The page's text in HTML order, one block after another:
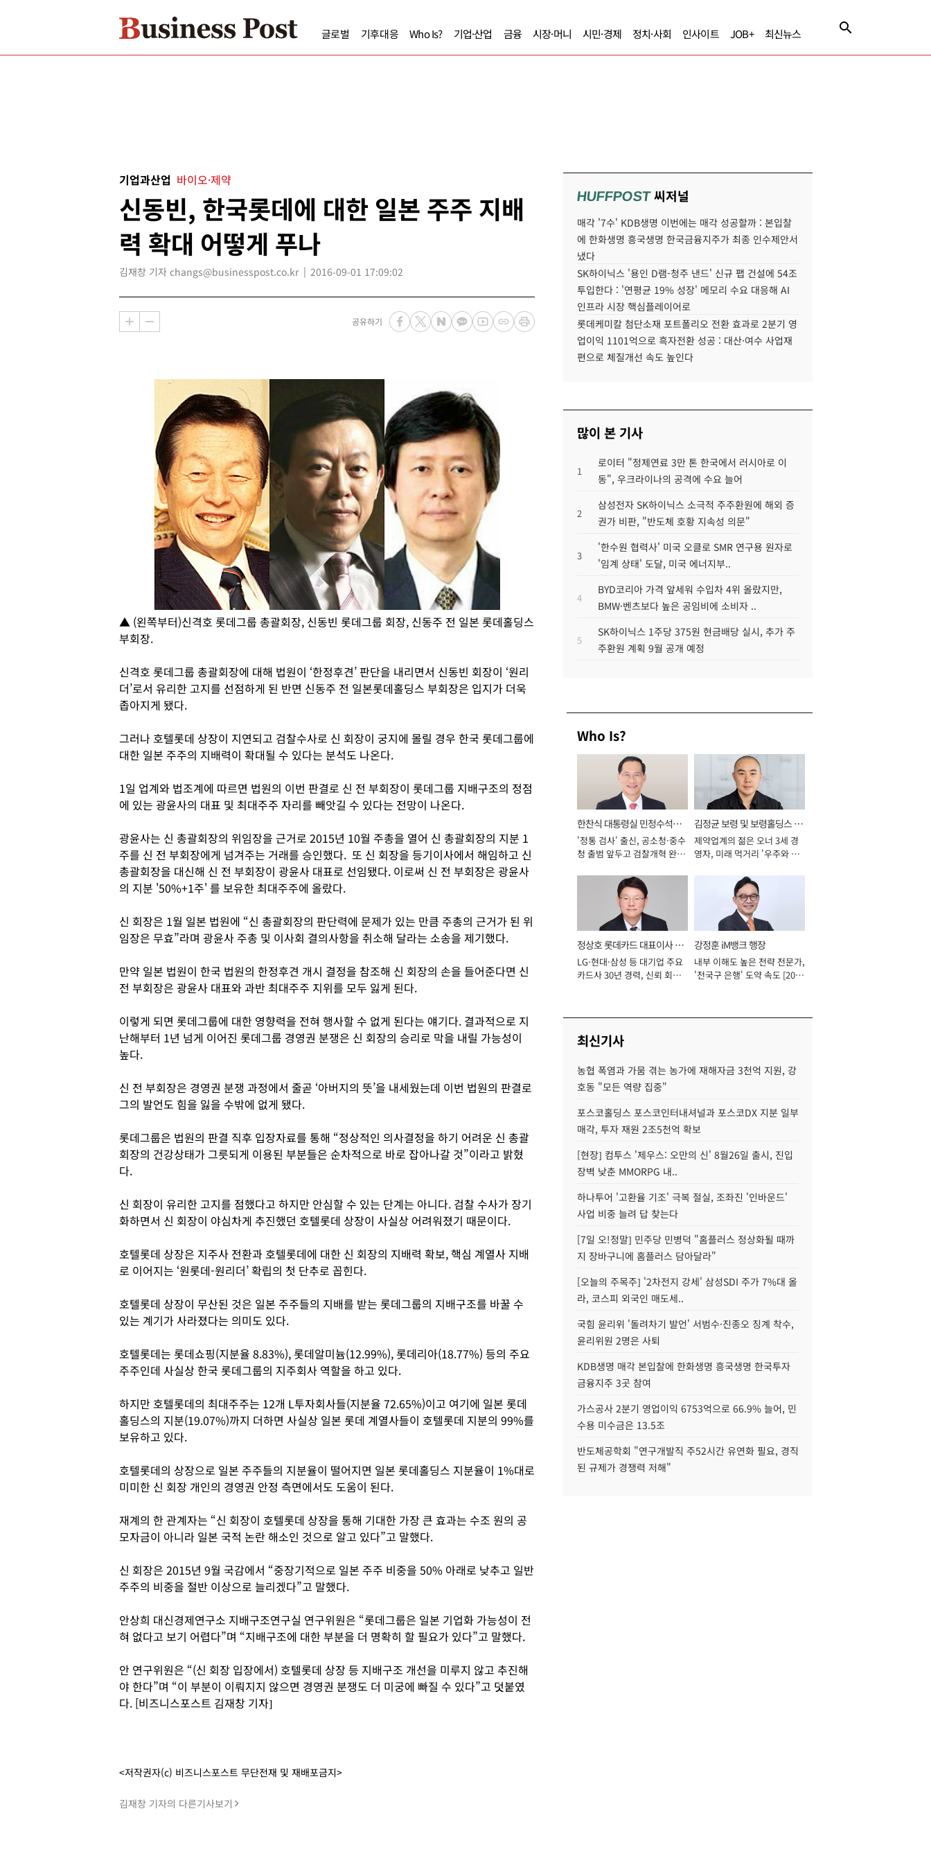
글로벌 기후대응 Who Is? 기업·산업 금융 시장·머니 시민·경제 정치·사회 인사이트 JOB+ 최신뉴스
기업과산업 바이오·제약
신동빈, 한국롯데에 대한 일본 주주 지배
력 확대 어떻게 푸나
김재창 기자 changs@businesspost.co.kr 2016-09-01 17:09:02
공유하기
▲ (왼쪽부터)신격호 롯데그룹 총괄회장, 신동빈 롯데그룹 회장, 신동주 전 일본 롯데홀딩스
부회장.
신격호 롯데그룹 총괄회장에 대해 법원이 ‘한정후견’ 판단을 내리면서 신동빈 회장이 ‘원리
더’로서 유리한 고지를 선점하게 된 반면 신동주 전 일본롯데홀딩스 부회장은 입지가 더욱
좁아지게 됐다.
그러나 호텔롯데 상장이 지연되고 검찰수사로 신 회장이 궁지에 몰릴 경우 한국 롯데그룹에
대한 일본 주주의 지배력이 확대될 수 있다는 분석도 나온다.
1일 업계와 법조계에 따르면 법원의 이번 판결로 신 전 부회장이 롯데그룹 지배구조의 정점
에 있는 광윤사의 대표 및 최대주주 자리를 빼앗길 수 있다는 전망이 나온다.
광윤사는 신 총괄회장의 위임장을 근거로 2015년 10월 주총을 열어 신 총괄회장의 지분 1
주를 신 전 부회장에게 넘겨주는 거래를 승인했다. 또 신 회장을 등기이사에서 해임하고 신
총괄회장을 대신해 신 전 부회장이 광윤사 대표로 선임됐다. 이로써 신 전 부회장은 광윤사
의 지분 '50%+1주' 를 보유한 최대주주에 올랐다.
신 회장은 1월 일본 법원에 “신 총괄회장의 판단력에 문제가 있는 만큼 주총의 근거가 된 위
임장은 무효”라며 광윤사 주총 및 이사회 결의사항을 취소해 달라는 소송을 제기했다.
만약 일본 법원이 한국 법원의 한정후견 개시 결정을 참조해 신 회장의 손을 들어준다면 신
전 부회장은 광윤사 대표와 과반 최대주주 지위를 모두 잃게 된다.
이렇게 되면 롯데그룹에 대한 영향력을 전혀 행사할 수 없게 된다는 얘기다. 결과적으로 지
난해부터 1년 넘게 이어진 롯데그룹 경영권 분쟁은 신 회장의 승리로 막을 내릴 가능성이
높다.
신 전 부회장은 경영권 분쟁 과정에서 줄곧 ‘아버지의 뜻’을 내세웠는데 이번 법원의 판결로
그의 발언도 힘을 잃을 수밖에 없게 됐다.
롯데그룹은 법원의 판결 직후 입장자료를 통해 “정상적인 의사결정을 하기 어려운 신 총괄
회장의 건강상태가 그릇되게 이용된 부분들은 순차적으로 바로 잡아나갈 것”이라고 밝혔
다.
신 회장이 유리한 고지를 점했다고 하지만 안심할 수 있는 단계는 아니다. 검찰 수사가 장기
화하면서 신 회장이 야심차게 추진했던 호텔롯데 상장이 사실상 어려워졌기 때문이다.
호텔롯데 상장은 지주사 전환과 호텔롯데에 대한 신 회장의 지배력 확보, 핵심 계열사 지배
로 이어지는 ‘원롯데-원리더’ 확립의 첫 단추로 꼽힌다.
호텔롯데 상장이 무산된 것은 일본 주주들의 지배를 받는 롯데그룹의 지배구조를 바꿀 수
있는 계기가 사라졌다는 의미도 있다.
호텔롯데는 롯데쇼핑(지분율 8.83%), 롯데알미늄(12.99%), 롯데리아(18.77%) 등의 주요
주주인데 사실상 한국 롯데그룹의 지주회사 역할을 하고 있다.
하지만 호텔롯데의 최대주주는 12개 L투자회사들(지분율 72.65%)이고 여기에 일본 롯데
홀딩스의 지분(19.07%)까지 더하면 사실상 일본 롯데 계열사들이 호텔롯데 지분의 99%를
보유하고 있다.
호텔롯데의 상장으로 일본 주주들의 지분율이 떨어지면 일본 롯데홀딩스 지분율이 1%대로
미미한 신 회장 개인의 경영권 안정 측면에서도 도움이 된다.
재계의 한 관계자는 “신 회장이 호텔롯데 상장을 통해 기대한 가장 큰 효과는 수조 원의 공
모자금이 아니라 일본 국적 논란 해소인 것으로 알고 있다”고 말했다.
신 회장은 2015년 9월 국감에서 “중장기적으로 일본 주주 비중을 50% 아래로 낮추고 일반
주주의 비중을 절반 이상으로 늘리겠다”고 말했다.
안상희 대신경제연구소 지배구조연구실 연구위원은 “롯데그룹은 일본 기업화 가능성이 전
혀 없다고 보기 어렵다”며 “지배구조에 대한 부분을 더 명확히 할 필요가 있다”고 말했다.
안 연구위원은 “(신 회장 입장에서) 호텔롯데 상장 등 지배구조 개선을 미루지 않고 추진해
야 한다”며 “이 부분이 이뤄지지 않으면 경영권 분쟁도 더 미궁에 빠질 수 있다”고 덧붙였
다. [비즈니스포스트 김재창 기자]
<저작권자(c) 비즈니스포스트 무단전재 및 재배포금지>
김재창 기자의 다른기사보기
HUFFPOST씨저널
매각 '7수' KDB생명 이번에는 매각 성공할까 : 본입찰
에 한화생명 흥국생명 한국금융지주가 최종 인수제안서
냈다
SK하이닉스 '용인 D램-청주 낸드' 신규 팹 건설에 54조
투입한다 : '연평균 19% 성장' 메모리 수요 대응해 AI
인프라 시장 핵심플레이어로
롯데케미칼 첨단소재 포트폴리오 전환 효과로 2분기 영
업이익 1101억으로 흑자전환 성공 : 대산·여수 사업재
편으로 체질개선 속도 높인다
많이 본 기사
1
로이터 "정제연료 3만 톤 한국에서 러시아로 이
동", 우크라이나의 공격에 수요 늘어
2
삼성전자 SK하이닉스 소극적 주주환원에 해외 증
권가 비판, "반도체 호황 지속성 의문"
3
'한수원 협력사' 미국 오클로 SMR 연구용 원자로
'임계 상태' 도달, 미국 에너지부..
4
BYD코리아 가격 앞세워 수입차 4위 올랐지만,
BMW·벤츠보다 높은 공임비에 소비자 ..
5
SK하이닉스 1주당 375원 현금배당 실시, 추가 주
주환원 계획 9월 공개 예정
Who Is?
한찬식 대통령실 민정수석비
서관
'정통 검사' 출신, 공소청·중수
청 출범 앞두고 검찰개혁 완수
김정균 보령 및 보령홀딩스 대
표이사 사장
제약업계의 젊은 오너 3세 경
영자, 미래 먹거리 '우주와 헬
정상호 롯데카드 대표이사 사
장
LG·현대·삼성 등 대기업 주요
카드사 30년 경력, 신뢰 회복
강정훈 iM뱅크 행장
내부 이해도 높은 전략 전문가,
'전국구 은행' 도약 속도 [2026
최신기사
농협 폭염과 가뭄 겪는 농가에 재해자금 3천억 지원, 강
호동 "모든 역량 집중"
포스코홀딩스 포스코인터내셔널과 포스코DX 지분 일부
매각, 투자 재원 2조5천억 확보
[현장] 컴투스 '제우스: 오만의 신' 8월26일 출시, 진입
장벽 낮춘 MMORPG 내..
하나투어 '고환율 기조' 극복 절실, 조좌진 '인바운드'
사업 비중 늘려 답 찾는다
[7일 오!정말] 민주당 민병덕 "홈플러스 정상화될 때까
지 장바구니에 홈플러스 담아달라"
[오늘의 주목주] '2차전지 강세' 삼성SDI 주가 7%대 올
라, 코스피 외국인 매도세..
국힘 윤리위 '돌려차기 발언' 서범수·진종오 징계 착수,
윤리위원 2명은 사퇴
KDB생명 매각 본입찰에 한화생명 흥국생명 한국투자
금융지주 3곳 참여
가스공사 2분기 영업이익 6753억으로 66.9% 늘어, 민
수용 미수금은 13.5조
반도체공학회 "연구개발직 주52시간 유연화 필요, 경직
된 규제가 경쟁력 저해"